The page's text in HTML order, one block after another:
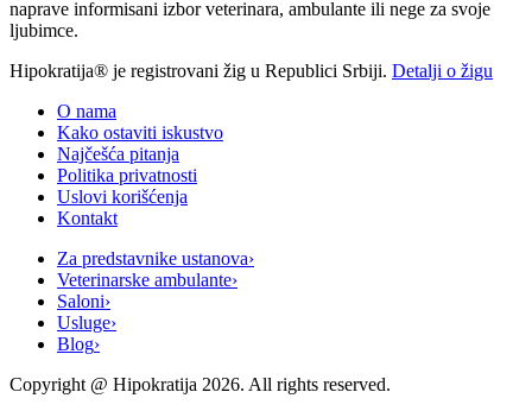
naprave informisani izbor veterinara, ambulante ili nege za svoje
ljubimce.
Hipokratija® je registrovani žig u Republici Srbiji. Detalji o žigu
O nama
Kako ostaviti iskustvo
Najčešća pitanja
Politika privatnosti
Uslovi korišćenja
Kontakt
Za predstavnike ustanova›
Veterinarske ambulante›
Saloni›
Usluge›
Blog›
Copyright @ Hipokratija 2026. All rights reserved.